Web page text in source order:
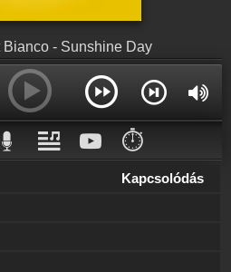
Bianco - Sunshine Day
⏱️
Kapcsolódás